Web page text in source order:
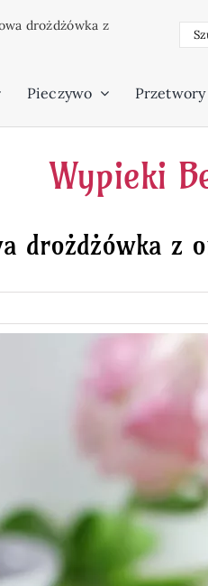
drożdżówka z
Pieczywo Przetwory
Wypieki
drożdżówka z